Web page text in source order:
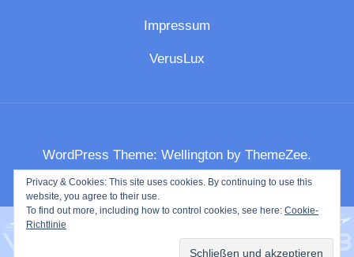
Impressum
VerusLux
WordPress Theme: Wellington by ThemeZee.
Privacy & Cookies: This site uses cookies. By continuing to use this
website, you agree to their use.
To find out more, including how to control cookies, see here: Cookie-
Richtlinie